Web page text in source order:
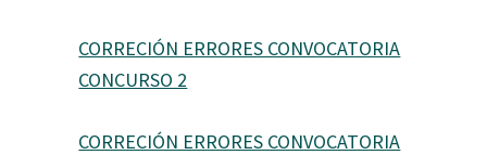
CORRECIÓN ERRORES CONVOCATORIA
CONCURSO 2
CORRECIÓN ERRORES CONVOCATORIA